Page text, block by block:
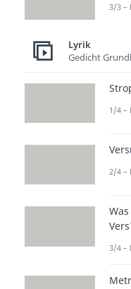
3/3 –
Lyrik
Gedicht
1/4 –
2/4 –
3/4 –